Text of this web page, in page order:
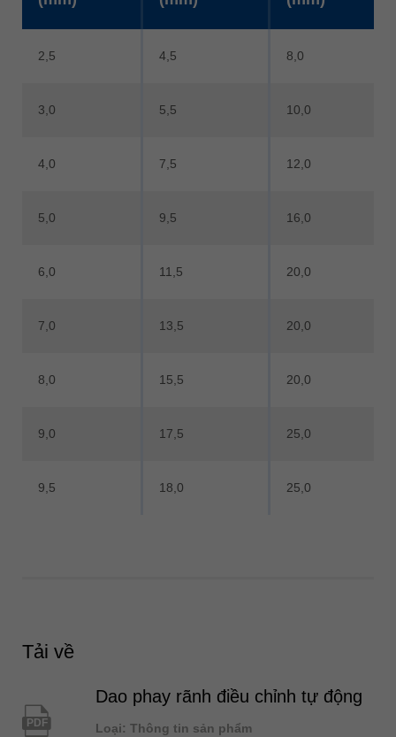
2,5 4,5 8,0
3,0 5,5 10,0
4,0 7,5 12,0
5,0 9,5 16,0
6,0 11,5 20,0
7,0 13,5 20,0
8,0 15,5 20,0
9,0 17,5 25,0
9,5 18,0 25,0
Tải về
PDF
Dao phay rãnh điều chỉnh tự động
Loại: Thông tin sản phẩm